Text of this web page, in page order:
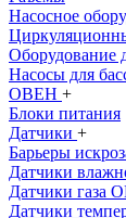
Насосное
Оборудование
Насосы для
ОВЕН +
Блоки питания
Датчики +
Барьеры
Датчики
Датчики газа
Датчики